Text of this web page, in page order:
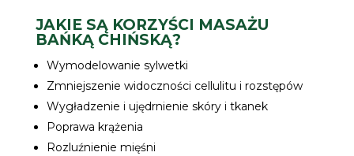
JAKIE SĄ KORZYŚCI MASAŻU
BAŃKĄ CHIŃSKĄ?
Wymodelowanie sylwetki
Zmniejszenie widoczności cellulitu i rozstępów
Wygładzenie i ujędrnienie skóry i tkanek
Poprawa krążenia
Rozluźnienie mięśni